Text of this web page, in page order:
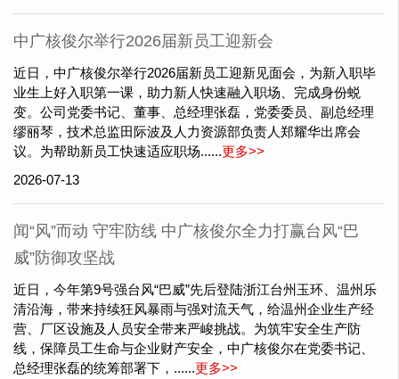
中广核俊尔举行2026届新员工迎新会
近日，中广核俊尔举行2026届新员工迎新见面会，为新入职毕
业生上好入职第一课，助力新人快速融入职场、完成身份蜕
变。公司党委书记、董事、总经理张磊，党委委员、副总经理
缪丽琴，技术总监田际波及人力资源部负责人郑耀华出席会
议。为帮助新员工快速适应职场......更多>>
2026-07-13
闻“风”而动 守牢防线 中广核俊尔全力打赢台风“巴
威”防御攻坚战
近日，今年第9号强台风“巴威”先后登陆浙江台州玉环、温州乐
清沿海，带来持续狂风暴雨与强对流天气，给温州企业生产经
营、厂区设施及人员安全带来严峻挑战。为筑牢安全生产防
线，保障员工生命与企业财产安全，中广核俊尔在党委书记、
总经理张磊的统筹部署下，......更多>>